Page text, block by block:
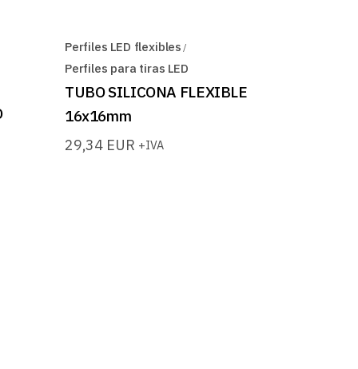
Perfiles LED flexibles
Perfiles para tiras LED
TUBO SILICONA FLEXIBLE
16x16mm
29,34 EUR +IVA